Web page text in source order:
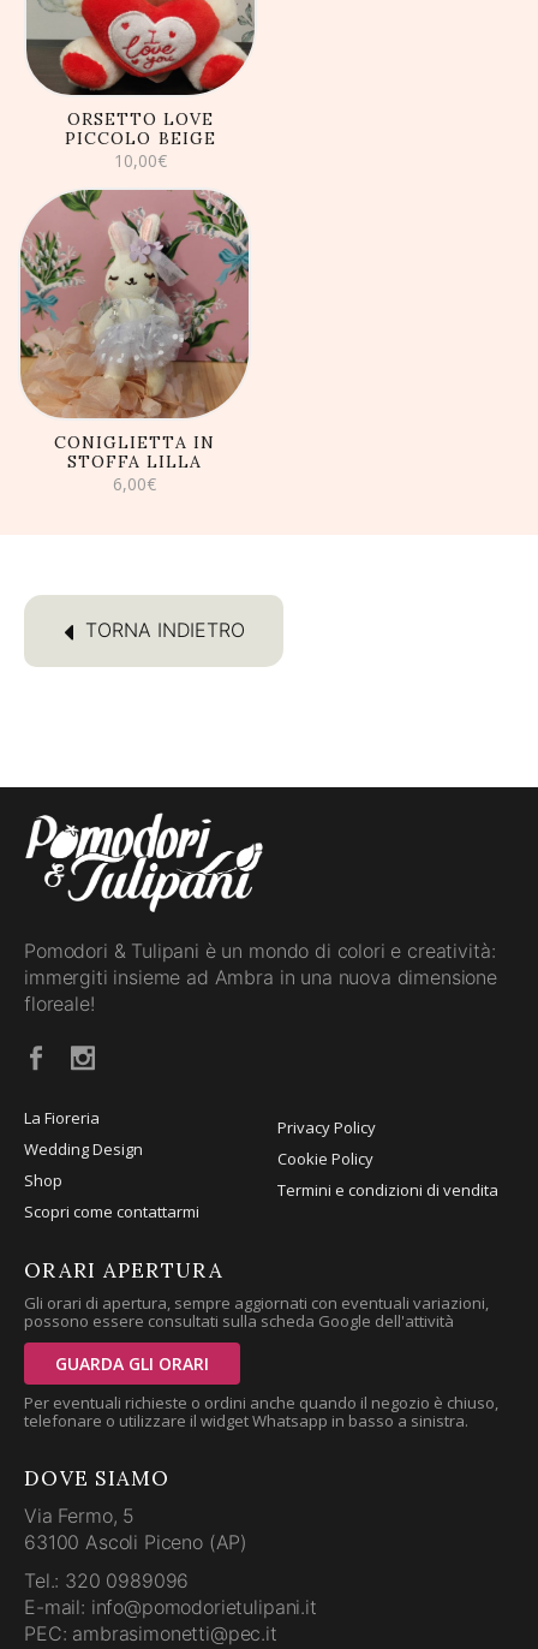
ORSETTO LOVE
PICCOLO BEIGE
10,00€
AGGIUNGI AL
CARRELLO
CONIGLIETTA IN
STOFFA LILLA
6,00€
TORNA INDIETRO
Pomodori & Tulipani è un mondo di colori e creatività:
immergiti insieme ad Ambra in una nuova dimensione
floreale!
La Fioreria
Wedding Design
Shop
Scopri come contattarmi
Privacy Policy
Cookie Policy
Termini e condizioni di vendita
ORARI APERTURA
Gli orari di apertura, sempre aggiornati con eventuali variazioni,
possono essere consultati sulla scheda Google dell'attività
GUARDA GLI ORARI
Per eventuali richieste o ordini anche quando il negozio è chiuso,
telefonare o utilizzare il widget Whatsapp in basso a sinistra.
DOVE SIAMO
Via Fermo, 5
63100 Ascoli Piceno (AP)
Tel.: 320 0989096
E-mail: info@pomodorietulipani.it
PEC: ambrasimonetti@pec.it